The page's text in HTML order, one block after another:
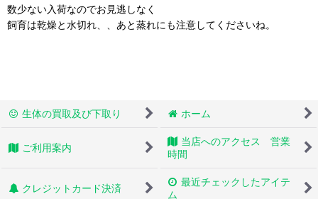
数少ない入荷なのでお見逃しなく
飼育は乾燥と水切れ、、あと蒸れにも注意してくださいね。
生体の買取及び下取り ホーム
ご利用案内
当店へのアクセス 営業
時間
クレジットカード決済
最近チェックしたアイテ
ム